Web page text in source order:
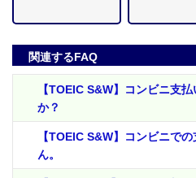
関連するFAQ
【TOEIC S&W】コンビニ支
か？
【TOEIC S&W】コンビニで
ん。